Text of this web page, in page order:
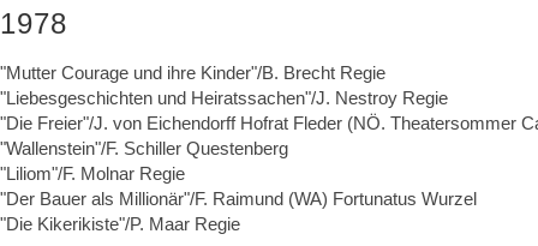
1978
"Mutter Courage und ihre Kinder"/B. Brecht Regie
"Liebesgeschichten und Heiratssachen"/J. Nestroy Regie
"Die Freier"/J. von Eichendorff Hofrat Fleder (NÖ. Theatersommer
"Wallenstein"/F. Schiller Questenberg
"Liliom"/F. Molnar Regie
"Der Bauer als Millionär"/F. Raimund (WA) Fortunatus Wurzel
"Die Kikerikiste"/P. Maar Regie